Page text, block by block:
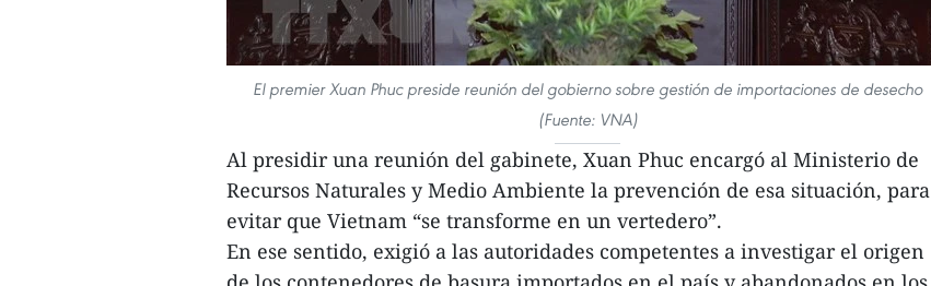
El premier Xuan Phuc preside reunión del gobierno sobre gestión de importaciones de desecho
(Fuente: VNA)
Al presidir una reunión del gabinete, Xuan Phuc encargó al Ministerio de
Recursos Naturales y Medio Ambiente la prevención de esa situación, para
evitar que Vietnam “se transforme en un vertedero”.
En ese sentido, exigió a las autoridades competentes a investigar el origen